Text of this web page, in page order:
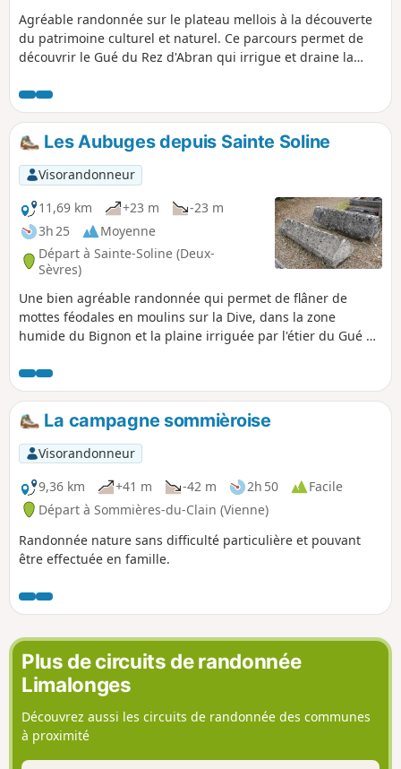
Agréable randonnée sur le plateau mellois à la découverte
du patrimoine culturel et naturel. Ce parcours permet de
découvrir le Gué du Rez d'Abran qui irrigue et draine la
réserve d'eau des Grandes Versennes, la source de la
Fontaine, mais aussi l'église de Sainte-Soline et des
bâtiments traditionnels. Cette randonnée est dans une zone
de campagne particulièrement calme et reposante.
Les Aubuges depuis Sainte Soline
Visorandonneur
11,69 km
+23 m
-23 m
3h 25
Moyenne
Départ à Sainte-Soline (Deux-
Sèvres)
Une bien agréable randonnée qui permet de flâner de
mottes féodales en moulins sur la Dive, dans la zone
humide du Bignon et la plaine irriguée par l'étier du Gué du
village de Sainte-Soline.
La campagne sommièroise
Visorandonneur
9,36 km
+41 m -42 m 2h 50
Facile
Départ à Sommières-du-Clain (Vienne)
Randonnée nature sans difficulté particulière et pouvant
être effectuée en famille.
Plus de circuits de randonnée
Limalonges
Découvrez aussi les circuits de randonnée des communes
à proximité